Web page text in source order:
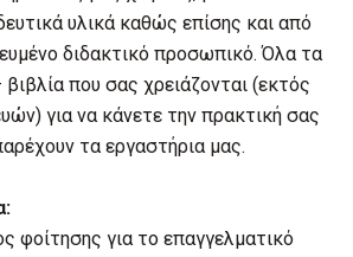
υλικά καθώς επίσης και από
διδακτικό προσωπικό. Όλα τα
βιβλία που σας χρειάζονται (εκτός
για να κάνετε την πρακτική σας
τα εργαστήρια μας.
φοίτησης για το επαγγελματικό